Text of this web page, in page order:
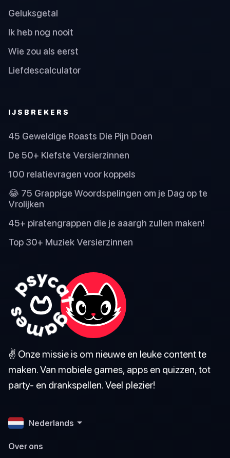
Geluksgetal
Ik heb nog nooit
Wie zou als eerst
Liefdescalculator
IJSBREKERS
45 Geweldige Roasts Die Pijn Doen
De 50+ Klefste Versierzinnen
100 relatievragen voor koppels
😂 75 Grappige Woordspelingen om je Dag op te
Vrolijken
45+ piratengrappen die je aaargh zullen maken!
Top 30+ Muziek Versierzinnen
✌️ Onze missie is om nieuwe en leuke content te
maken. Van mobiele games, apps en quizzen, tot
party- en drankspellen. Veel plezier!
Nederlands
Over ons